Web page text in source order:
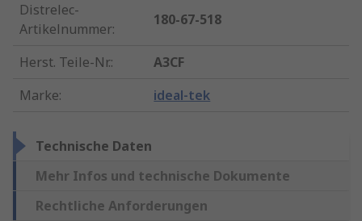
Distrelec-
Artikelnummer:
180-67-518
Herst. Teile-Nr.:
A3CF
Marke: ideal-tek
Technische Daten
Mehr Infos und technische Dokumente
Rechtliche Anforderungen